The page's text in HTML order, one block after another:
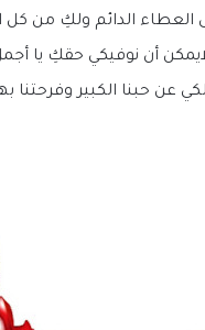
العطاء الدائم ولكِ من كل
أن نوفيكي حقكِ يا
عن حبنا الكبير وفرحتنا